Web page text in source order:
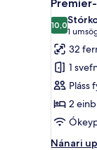
stórt
tvíbreitt
allar
myndir
fyrir
-
2
rúm
10,010,0 af
1
(1
32
1
Pláss
2
Nánari
Nánari